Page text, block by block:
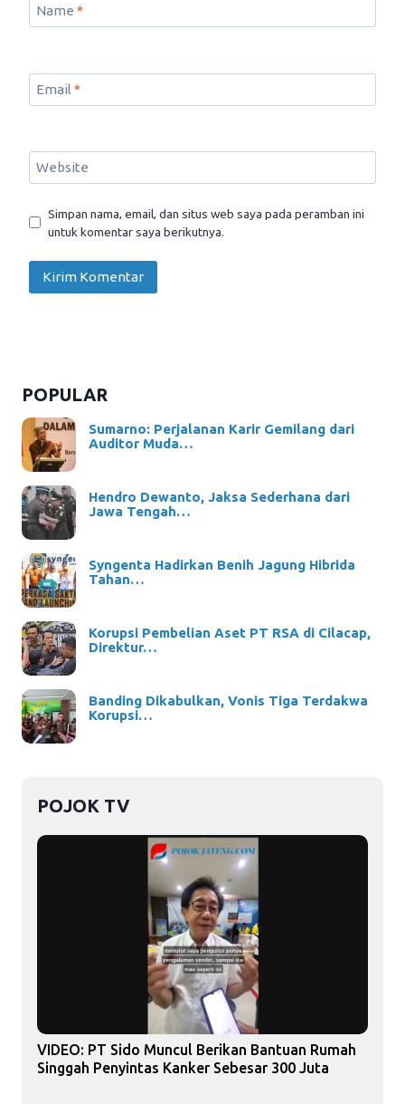
Name *
Email *
Website
Simpan nama, email, dan situs web saya pada peramban ini
untuk komentar saya berikutnya.
POPULAR
Sumarno: Perjalanan Karir Gemilang dari
Auditor Muda…
Hendro Dewanto, Jaksa Sederhana dari
Jawa Tengah…
Syngenta Hadirkan Benih Jagung Hibrida
Tahan…
Korupsi Pembelian Aset PT RSA di Cilacap,
Direktur…
Banding Dikabulkan, Vonis Tiga Terdakwa
Korupsi…
POJOK TV
VIDEO: PT Sido Muncul Berikan Bantuan Rumah
Singgah Penyintas Kanker Sebesar 300 Juta